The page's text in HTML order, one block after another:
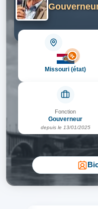
Missouri (état)
Fonction
Gouverneur
depuis le 13/01/2025